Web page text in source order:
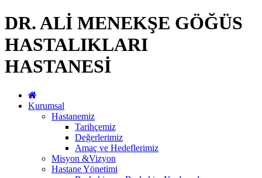
DR. ALİ MENEKŞE GÖĞÜS
HASTALIKLARI
HASTANESİ
Kurumsal
Hastanemiz
Tarihçemiz
Değerlerimiz
Amaç ve Hedeflerimiz
Misyon &Vizyon
Hastane Yönetimi